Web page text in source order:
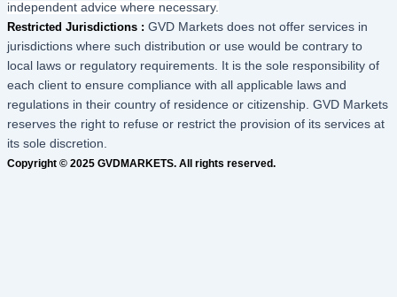
independent advice where necessary.
Restricted Jurisdictions : GVD Markets does not offer services in
jurisdictions where such distribution or use would be contrary to
local laws or regulatory requirements. It is the sole responsibility of
each client to ensure compliance with all applicable laws and
regulations in their country of residence or citizenship. GVD Markets
reserves the right to refuse or restrict the provision of its services at
its sole discretion.
Copyright © 2025 GVDMARKETS. All rights reserved.